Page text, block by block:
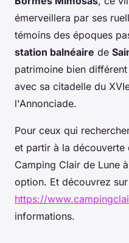
émerveillera par ses
témoins des époques
station balnéaire de
patrimoine bien
avec sa citadelle du
l'Annonciade.
Pour ceux qui
et partir à la découverte
Camping Clair de Lune
option. Et découvrez
https://
informations.